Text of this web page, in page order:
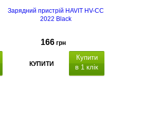
Зарядний пристрій HAVIT HV-CC
2022 Black
166 грн
КУПИТИ
Купити
в 1 клік